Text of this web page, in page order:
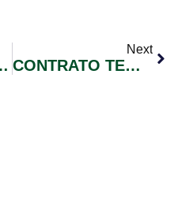
EM PVC PARA EMEF ARY SOARES
Next
CONTRATO TEMPORÁRIO CONFORME LEI MUNICIPAL Nº 2122/2021 – EDITAL DE CONVOCAÇÃO DE CANDIDATOS Nº 033/2021